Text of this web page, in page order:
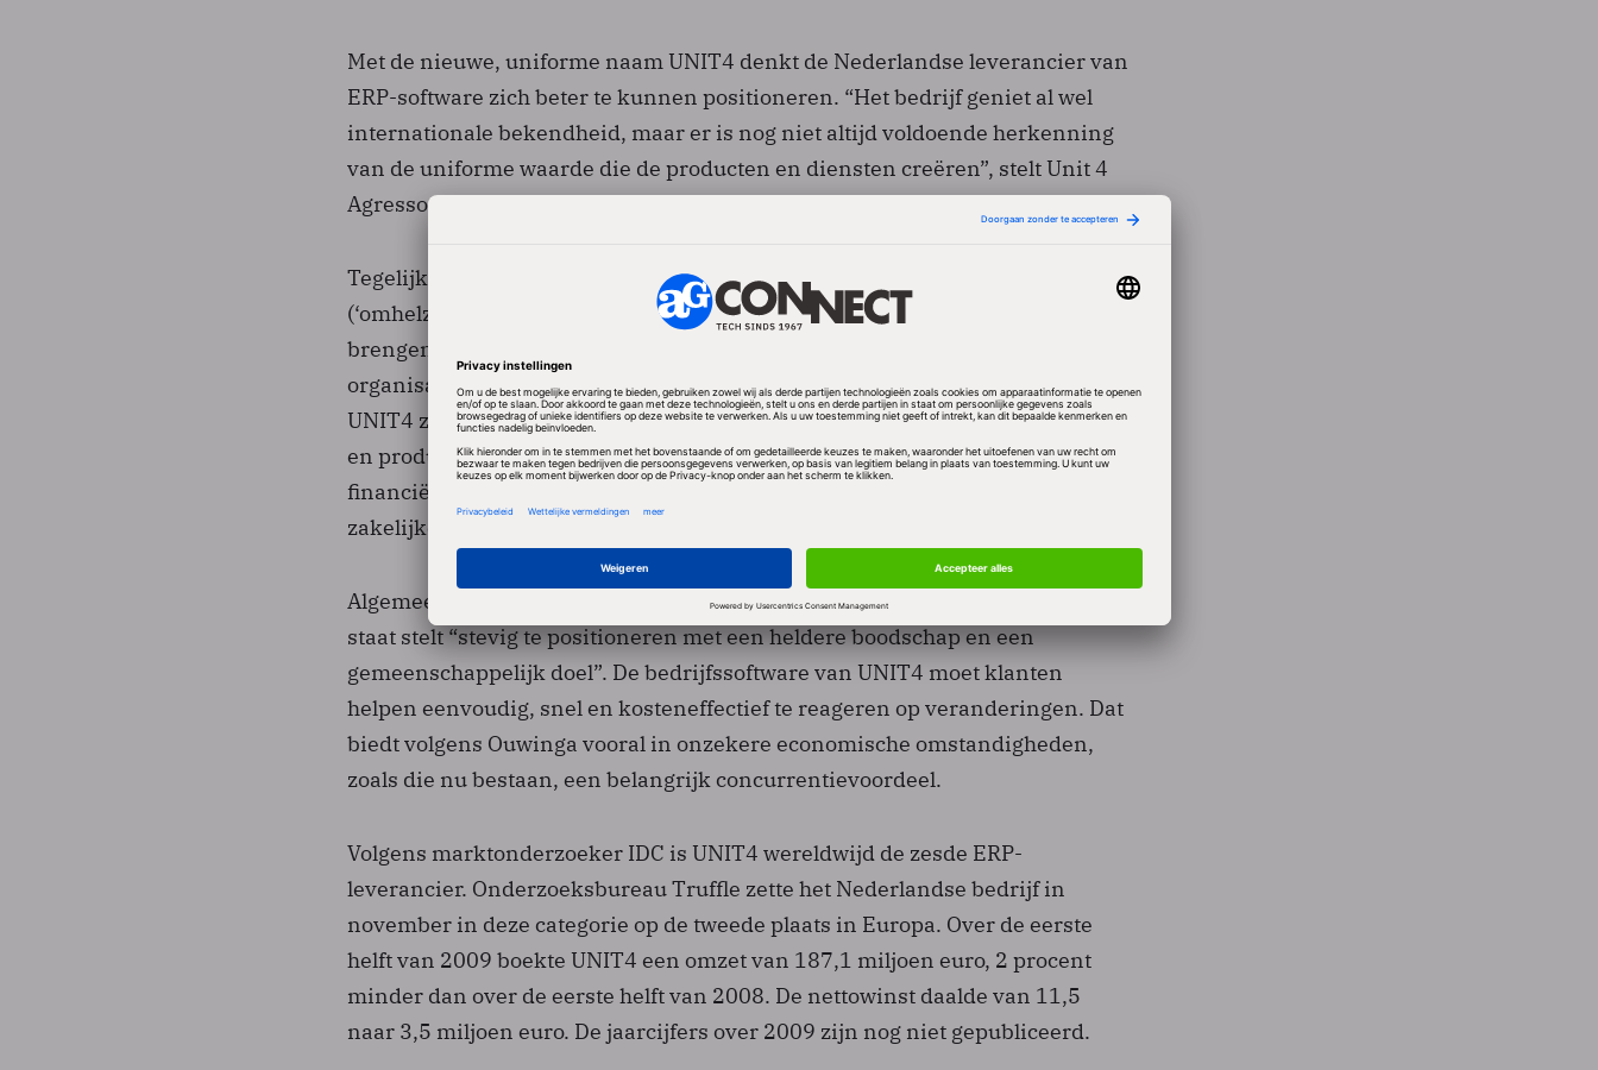
Met de nieuwe, uniforme naam UNIT4 denkt de Nederlandse leverancier van
ERP-software zich beter te kunnen positioneren. “Het bedrijf geniet al wel
internationale bekendheid, maar er is nog niet altijd voldoende herkenning
van de uniforme waarde die de producten en diensten creëren”, stelt Unit 4
Agresso in een donderdag uitgegeven persbericht.
Tegelijk met de nieuwe bedrijfsnaam is de slagzin ‘embracing change’
(‘omhelzen van verandering’) gekozen. De slogan moet tot uitdrukking
brengen welke visie UNIT4 heeft op veranderingen binnen dynamische
organisaties. De marktbenadering blijft ongewijzigd. Dat wil zeggen dat
UNIT4 zich vanuit business units concentreert op specifieke nichemarkten
en product/marktcombinaties. In Nederland zijn dat de accountancy, de
financiële sector, gezondheidszorg, groothandel en distributie, het MKB,
zakelijke dienstverlening, het onderwijs en de overheid.
Algemeen directeur Chris Ouwinga verwacht dat de nieuwe naam UNIT4 in
staat stelt “stevig te positioneren met een heldere boodschap en een
gemeenschappelijk doel”. De bedrijfssoftware van UNIT4 moet klanten
helpen eenvoudig, snel en kosteneffectief te reageren op veranderingen. Dat
biedt volgens Ouwinga vooral in onzekere economische omstandigheden,
zoals die nu bestaan, een belangrijk concurrentievoordeel.
Volgens marktonderzoeker IDC is UNIT4 wereldwijd de zesde ERP-
leverancier. Onderzoeksbureau Truffle zette het Nederlandse bedrijf in
november in deze categorie op de tweede plaats in Europa. Over de eerste
helft van 2009 boekte UNIT4 een omzet van 187,1 miljoen euro, 2 procent
minder dan over de eerste helft van 2008. De nettowinst daalde van 11,5
naar 3,5 miljoen euro. De jaarcijfers over 2009 zijn nog niet gepubliceerd.